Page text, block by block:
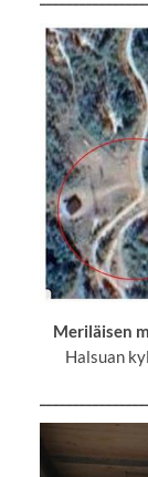
Meriläisen
Halsuan